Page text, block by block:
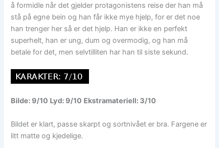
å formidle når det gjelder protagonistens reise der han må
stå på egne bein og han får ikke mye hjelp, for er det noe
han trenger her så er det hjelp. Han er ikke en perfekt
superhelt, han er ung, dum og overmodig, og han må
betale for det, men selvtilliten har han til siste sekund.
Bilde: 9/10 Lyd: 9/10 Ekstramateriell: 3/10
Bildet er klart, passe skarpt og sortnivået er bra. Fargene er
litt matte og kjedelige.